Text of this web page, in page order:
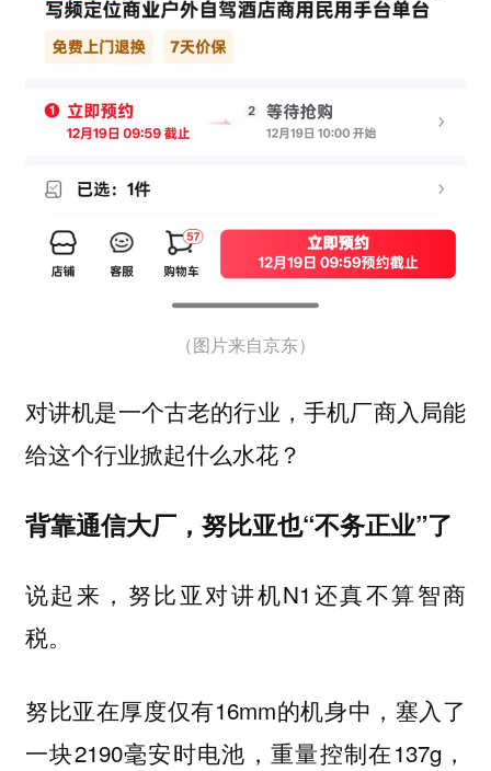
（图片来自京东）
对讲机是一个古老的行业，手机厂商入局能
给这个行业掀起什么水花？
背靠通信大厂，努比亚也“不务正业”了
说起来，努比亚对讲机N1还真不算智商
税。
努比亚在厚度仅有16mm的机身中，塞入了
一块2190毫安时电池，重量控制在137g，